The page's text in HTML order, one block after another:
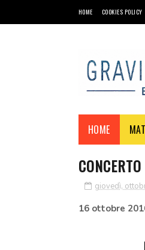
HOME COOKIES POLICY
HOME
giovedì,
16 ottobre